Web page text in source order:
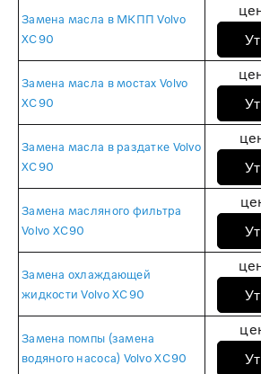
Замена масла в МКПП Volvo
XC90
Замена масла в мостах Volvo
XC90
Замена масла в раздатке Volvo
XC90
Замена масляного фильтра
Volvo XC90
Замена охлаждающей
жидкости Volvo XC90
Замена помпы (замена
водяного насоса) Volvo XC90